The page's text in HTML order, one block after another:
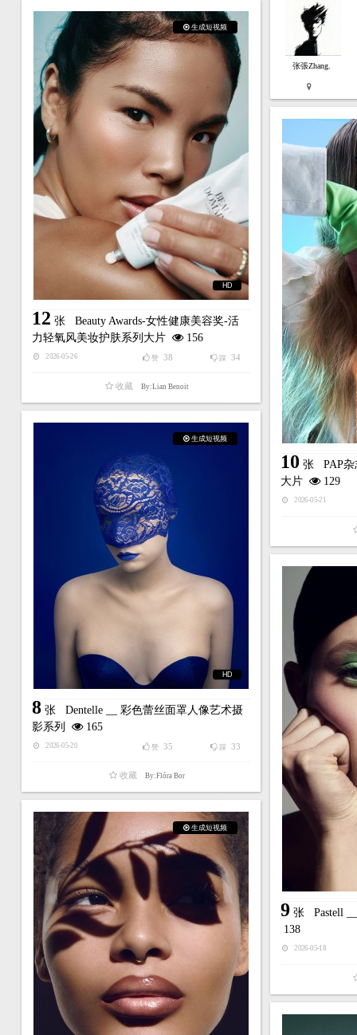
张張Zhang.
生成短视频
HD
12 张Beauty Awards-女性健康美容奖-活
力轻氧风美妆护肤系列大片
156
2026-05-26 踩 34
赞 38
收藏 By:Lian Benoit
10 张PAP
大片
129
2026-05-21
生成短视频
HD
8 张Dentelle __ 彩色蕾丝面罩人像艺术摄
影系列
165
2026-05-20 踩 33
赞 35
收藏 By:Flóra Bor
9 张Pastell
138
2026-05-18
生成短视频